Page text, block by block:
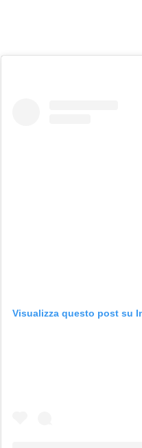
Visualizza questo post su